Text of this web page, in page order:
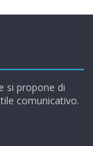
si propone di
comunicativo.